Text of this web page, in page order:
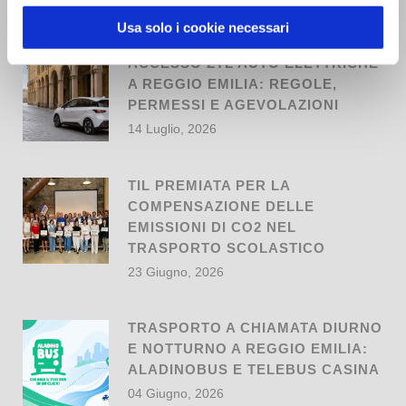
Usa solo i cookie necessari
ACCESSO ZTL AUTO ELETTRICHE
A REGGIO EMILIA: REGOLE,
PERMESSI E AGEVOLAZIONI
14 Luglio, 2026
TIL PREMIATA PER LA
COMPENSAZIONE DELLE
EMISSIONI DI CO2 NEL
TRASPORTO SCOLASTICO
23 Giugno, 2026
TRASPORTO A CHIAMATA DIURNO
E NOTTURNO A REGGIO EMILIA:
ALADINOBUS E TELEBUS CASINA
04 Giugno, 2026